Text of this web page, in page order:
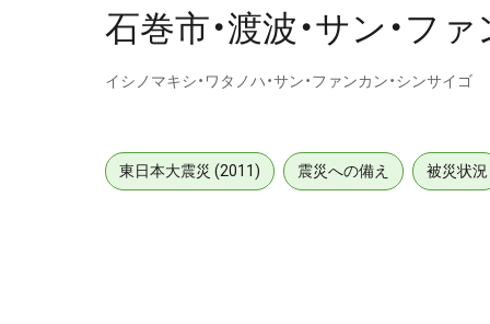
石巻市・渡波・サン・フ
イシノマキシ・ワタノハ・サン・ファンカン・シンサイゴ
東日本大震災 (2011) 震災への備え 被災状況